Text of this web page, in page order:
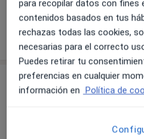
¿Cómo funcionan los
Consultas (3)
para recopilar datos con
contenidos basados en tus
rechazas todas las cookies,
necesarias para el correcto
Puedes retirar tu
preferencias en cualquier
información en Política de